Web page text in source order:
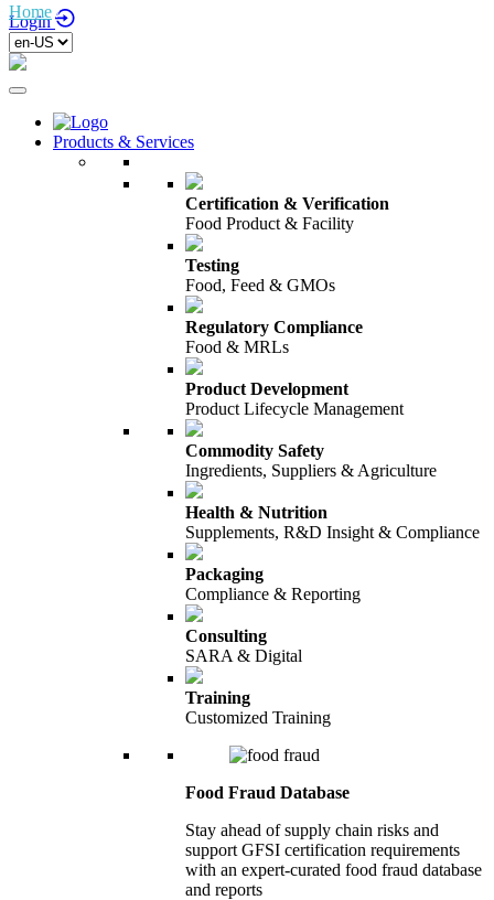
Login
Products & Services
Certification & Verification
Food Product & Facility
Testing
Food, Feed & GMOs
Regulatory Compliance
Food & MRLs
Product Development
Product Lifecycle Management
Commodity Safety
Ingredients, Suppliers & Agriculture
Health & Nutrition
Supplements, R&D Insight & Compliance
Packaging
Compliance & Reporting
Consulting
SARA & Digital
Training
Customized Training
Food Fraud Database
Stay ahead of supply chain risks and
support GFSI certification requirements
with an expert-curated food fraud database
and reports
Home /